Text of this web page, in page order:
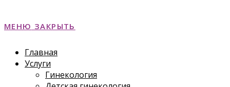
МЕНЮ ЗАКРЫТЬ
Главная
Услуги
Гинекология